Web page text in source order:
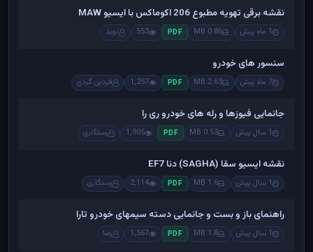
نقشه برقی تهویه مطبوع 206 اکوماکس با ایسیو MAW
1 ماه پیش 0.86 MB
PDF
553 نوید
سنسور های خودرو
7 ماه پیش 2.63 MB
PDF
1,257 فردین گردی
جانمایی فیوزها و رله های خودرو ری را
1 سال پیش 0.53 MB
PDF
1,905 رستگاری
نقشه ایسیو سقا (SAGHA) دنا EF7
1 سال پیش 1.6 MB
PDF
2,114 رستگاری
راهنمای باز و بست و جانمایی دسته سیمهای خودرو تارا
1 سال پیش 1.8 MB
PDF
1,567 رضا